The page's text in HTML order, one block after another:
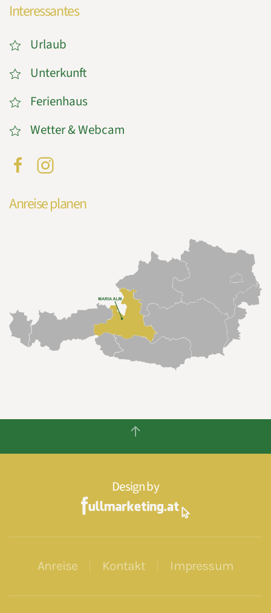
Interessantes
Urlaub
Unterkunft
Ferienhaus
Wetter & Webcam
Anreise planen
Design by
Anreise Kontakt Impressum